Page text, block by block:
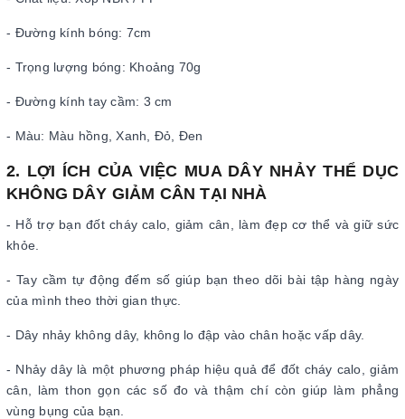
- Đường kính bóng: 7cm
- Trọng lượng bóng: Khoảng 70g
- Đường kính tay cầm: 3 cm
- Màu: Màu hồng, Xanh, Đỏ, Đen
2. LỢI ÍCH CỦA VIỆC MUA DÂY NHẢY THỂ DỤC
KHÔNG DÂY GIẢM CÂN TẠI NHÀ
- Hỗ trợ bạn đốt cháy calo, giảm cân, làm đẹp cơ thể và giữ sức
khỏe.
- Tay cầm tự động đếm số giúp bạn theo dõi bài tập hàng ngày
của mình theo thời gian thực.
- Dây nhảy không dây, không lo đập vào chân hoặc vấp dây.
- Nhảy dây là một phương pháp hiệu quả để đốt cháy calo, giảm
cân, làm thon gọn các số đo và thậm chí còn giúp làm phẳng
vùng bụng của bạn.